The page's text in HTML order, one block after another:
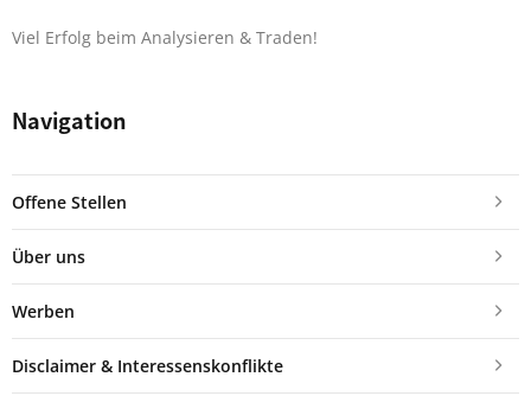
Viel Erfolg beim Analysieren & Traden!
Navigation
Offene Stellen
Über uns
Werben
Disclaimer & Interessenskonflikte